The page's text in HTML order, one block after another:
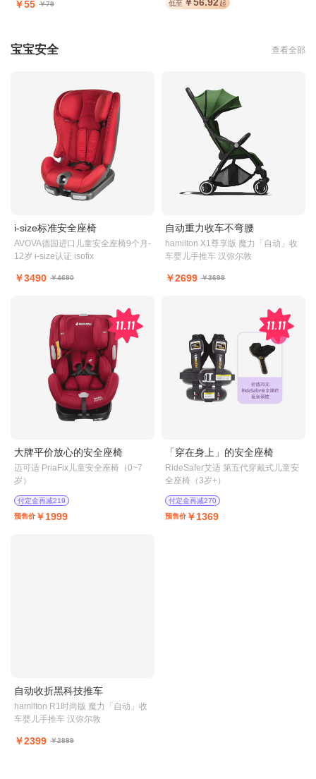
￥55 ￥79 低至 ￥56.92起
宝宝安全 查看全部
i-size标准安全座椅
AVOVA德国进口儿童安全座椅9个月-
12岁 i-size认证 isofix
￥3490 ￥4690
自动重力收车不弯腰
hamilton X1尊享版 魔力「自动」收
车婴儿手推车 汉弥尔敦
￥2699 ￥3699
大牌平价放心的安全座椅
迈可适 PriaFix儿童安全座椅（0~7
岁）
付定金再减219
预售价 ￥1999
「穿在身上」的安全座椅
RideSafer艾适 第五代穿戴式儿童安
全座椅（3岁+）
付定金再减270
预售价 ￥1369
自动收折黑科技推车
hamilton R1时尚版 魔力「自动」收
车婴儿手推车 汉弥尔敦
￥2399 ￥2999